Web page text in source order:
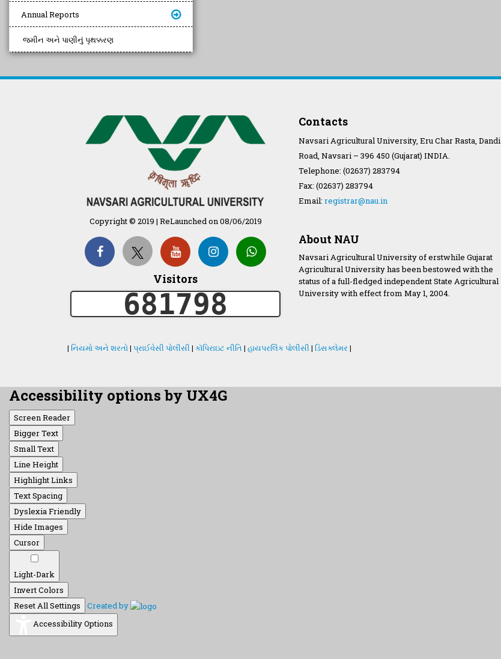
Annual Reports
જમીન અને પાણીનું પૃથક્કરણ
Copyright © 2019 | ReLaunched on 08/06/2019
Visitors
681798
Contacts
Navsari Agricultural University, Eru Char Rasta, Dandi
Road, Navsari – 396 450 (Gujarat) INDIA.
Telephone: (02637) 283794
Fax: (02637) 283794
Email: registrar@nau.in
About NAU
Navsari Agricultural University of erstwhile Gujarat
Agricultural University has been bestowed with the
status of a full-fledged independent State Agricultural
University with effect from May 1, 2004.
| નિયમો અને શરતો| પ્રાઈવેસી પોલીસી | કૉપિરાઇટ નીતિ | હાયપરલિંક પોલીસી | ડિસક્લેમર |
Accessibility options by UX4G
Screen Reader
Bigger Text
Small Text
Line Height
Highlight Links
Text Spacing
Dyslexia Friendly
Hide Images
Cursor
Light-Dark
Invert Colors
Reset All Settings
Created by
Accessibility Options